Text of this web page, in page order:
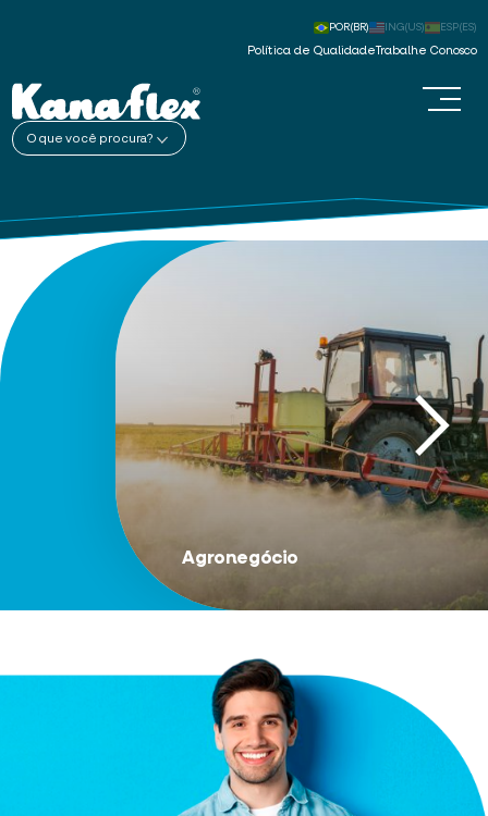
Política de Qualidade Trabalhe Conosco
POR(BR) ING(US) ESP(ES)
O que você procura?
Agronegócio